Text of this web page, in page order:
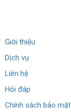
Giới thiệu
Dịch vụ
Liên hệ
Hỏi đáp
Chính sách bảo mật